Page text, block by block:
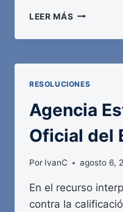
LEER MÁS AGENCIA
BOLETÍN
DEL
RESOLUCIONES
Agencia
Oficial del
Por IvanC agosto 6,
En el recurso
contra la